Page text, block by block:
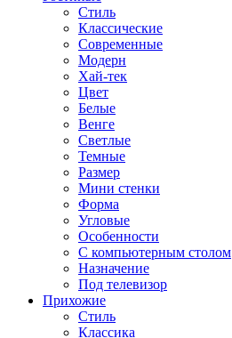
Стиль
Классические
Современные
Модерн
Хай-тек
Цвет
Белые
Венге
Светлые
Темные
Размер
Мини стенки
Форма
Угловые
Особенности
С компьютерным столом
Назначение
Под телевизор
Прихожие
Стиль
Классика